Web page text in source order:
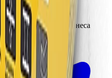
для автобизнеса